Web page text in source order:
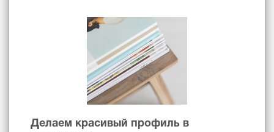
Делаем красивый профиль в